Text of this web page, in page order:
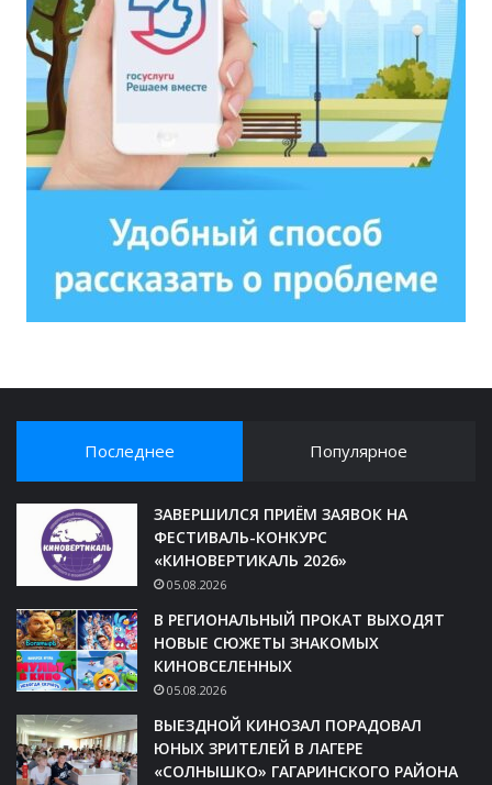
Последнее Популярное
ЗАВЕРШИЛСЯ ПРИЁМ ЗАЯВОК НА
ФЕСТИВАЛЬ-КОНКУРС
«КИНОВЕРТИКАЛЬ 2026»
05.08.2026
В РЕГИОНАЛЬНЫЙ ПРОКАТ ВЫХОДЯТ
НОВЫЕ СЮЖЕТЫ ЗНАКОМЫХ
КИНОВСЕЛЕННЫХ
05.08.2026
ВЫЕЗДНОЙ КИНОЗАЛ ПОРАДОВАЛ
ЮНЫХ ЗРИТЕЛЕЙ В ЛАГЕРЕ
«СОЛНЫШКО» ГАГАРИНСКОГО РАЙОНА